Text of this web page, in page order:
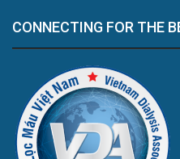
CONNECTING FOR THE